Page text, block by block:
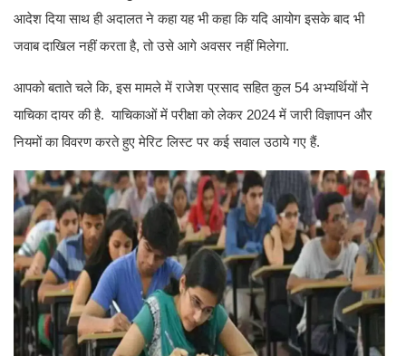
आदेश दिया साथ ही अदालत ने कहा यह भी कहा कि यदि आयोग इसके बाद भी
जवाब दाखिल नहीं करता है, तो उसे आगे अवसर नहीं मिलेगा.
आपको बताते चले कि, इस मामले में राजेश प्रसाद सहित कुल 54 अभ्यर्थियों ने
याचिका दायर की है. याचिकाओं में परीक्षा को लेकर 2024 में जारी विज्ञापन और
नियमों का विवरण करते हुए मेरिट लिस्ट पर कई सवाल उठाये गए हैं.